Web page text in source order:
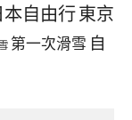
本自由行東京
第一次滑雪 自